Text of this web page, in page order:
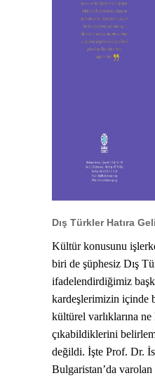
Dış Türkler Hatıra
Kültür konusunu
biri de şüphesiz Dış
ifadelendirdiğimiz
kardeşlerimizin içinde
kültürel varlıklarına
çıkabildiklerini
değildi. İşte Prof. Dr.
Bulgaristan’da